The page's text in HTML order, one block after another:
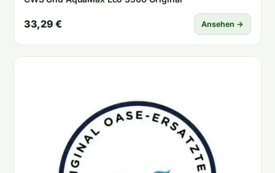
33,29 € Ansehen →